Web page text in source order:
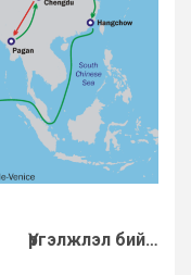
Үргэлжлэл бий…